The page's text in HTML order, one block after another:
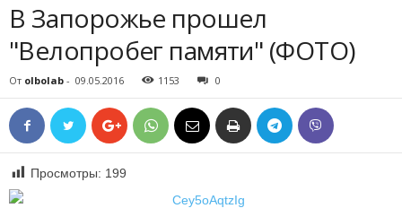
В Запорожье прошел
"Велопробег памяти" (ФОТО)
От olbolab - 09.05.2016 1153 0
Просмотры: 199